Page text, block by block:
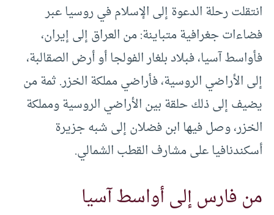
انتقلت رحلة الدعوة إلى الإسلام في روسيا عبر
فضاءات جغرافية متباينة: من العراق إلى إيران،
فأواسط آسيا، فبلاد بلغار الفولجا أو أرض الصقالبة،
إلى الأراضي الروسية، فأراضي مملكة الخزر. ثمة من
يضيف إلى ذلك حلقة بين الأراضي الروسية ومملكة
الخزر، وصل فيها ابن فضلان إلى شبه جزيرة
أسكندنافيا على مشارف القطب الشمالي.
من فارس إلى أواسط آسيا